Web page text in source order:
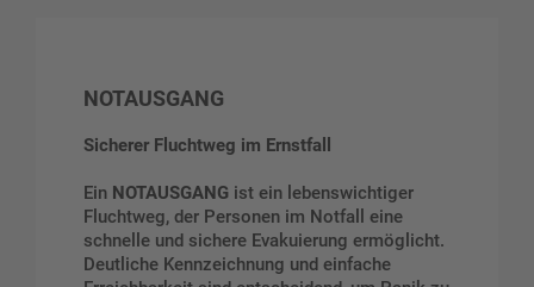
NOTAUSGANG
Sicherer Fluchtweg im Ernstfall
Ein NOTAUSGANG ist ein lebenswichtiger
Fluchtweg, der Personen im Notfall eine
schnelle und sichere Evakuierung ermöglicht.
Deutliche Kennzeichnung und einfache